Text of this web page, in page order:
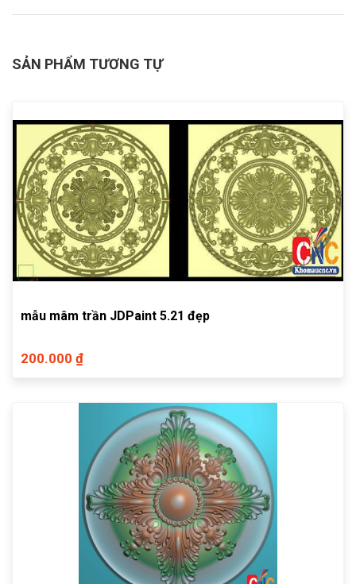
SẢN PHẨM TƯƠNG TỰ
mẫu mâm trần JDPaint 5.21 đẹp
200.000 ₫